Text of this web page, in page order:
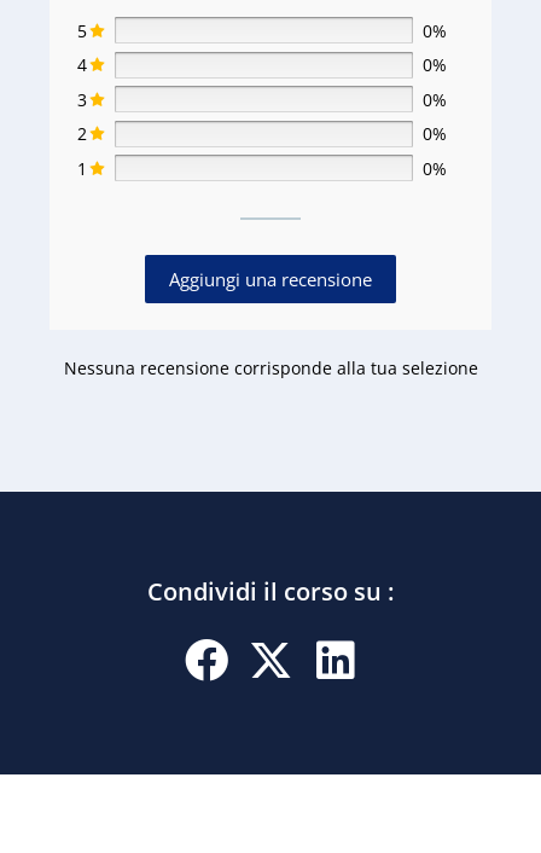
5
0%
4
0%
3
0%
2
0%
1
0%
Aggiungi una recensione
Nessuna recensione corrisponde alla tua selezione
Condividi il corso su :